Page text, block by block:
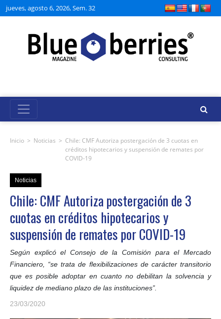
jueves, agosto 6, 2026, Sem. 32
Inicio > Noticias > Chile: CMF Autoriza postergación de 3 cuotas en
créditos hipotecarios y suspensión de remates por
COVID-19
Noticias
Chile: CMF Autoriza postergación de 3
cuotas en créditos hipotecarios y
suspensión de remates por COVID-19
Según explicó el Consejo de la Comisión para el Mercado
Financiero, “se trata de flexibilizaciones de carácter transitorio
que es posible adoptar en cuanto no debilitan la solvencia y
liquidez de mediano plazo de las instituciones”.
23/03/2020